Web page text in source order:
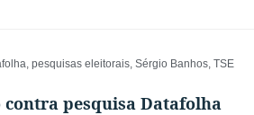
, pesquisas eleitorais, Sérgio Banhos, TSE
contra pesquisa Datafolha